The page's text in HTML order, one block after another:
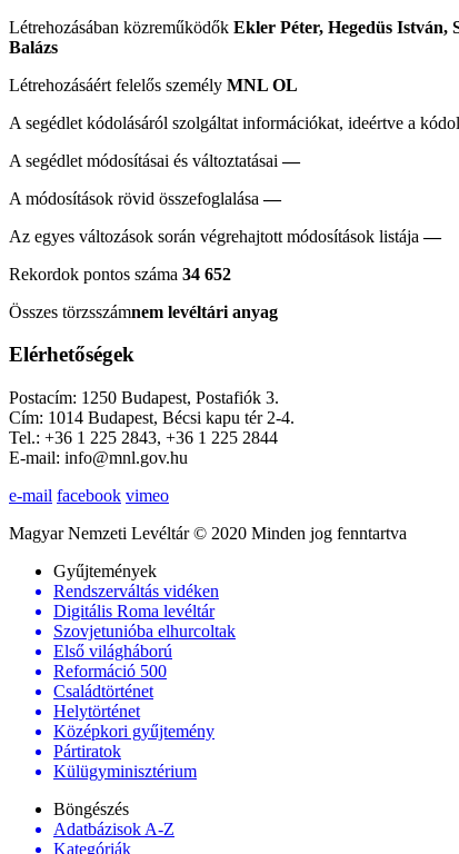
Létrehozásában közreműködők Ekler Péter, Hegedüs István,
Balázs
Létrehozásáért felelős személy MNL OL
A segédlet kódolásáról szolgáltat információkat, ideértve a
A segédlet módosításai és változtatásai —
A módosítások rövid összefoglalása —
Az egyes változások során végrehajtott módosítások listája —
Rekordok pontos száma 34 652
Összes törzsszámnem levéltári anyag
Elérhetőségek
Postacím: 1250 Budapest, Postafiók 3.
Cím: 1014 Budapest, Bécsi kapu tér 2-4.
Tel.: +36 1 225 2843, +36 1 225 2844
E-mail: info@mnl.gov.hu
e-mail facebook vimeo
Magyar Nemzeti Levéltár © 2020 Minden jog fenntartva
Gyűjtemények
Rendszerváltás vidéken
Digitális Roma levéltár
Szovjetunióba elhurcoltak
Első világháború
Reformáció 500
Családtörténet
Helytörténet
Középkori gyűjtemény
Pártiratok
Külügyminisztérium
Böngészés
Adatbázisok A-Z
Kategóriák